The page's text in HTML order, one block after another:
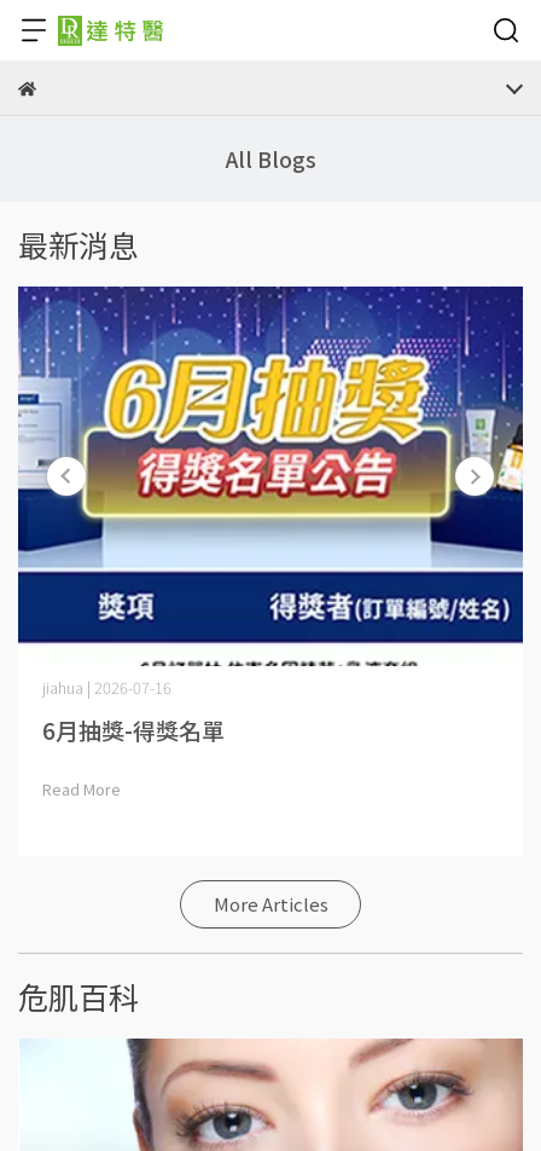
All Blogs
最新消息
jiahua | 2026-07-16
6月抽獎-得獎名單
Read More
More Articles
危肌百科